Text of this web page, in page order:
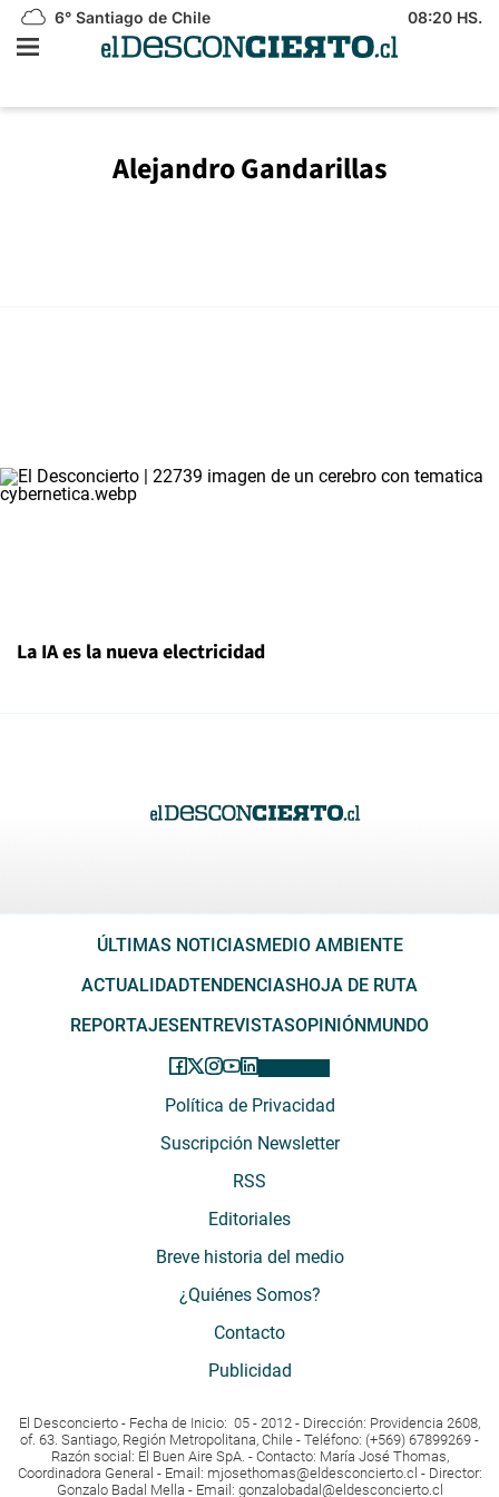
6° Santiago de Chile 08:20 HS.
Alejandro Gandarillas
La IA es la nueva electricidad
ÚLTIMAS NOTICIASMEDIO AMBIENTE
ACTUALIDADTENDENCIASHOJA DE RUTA
REPORTAJESENTREVISTASOPINIÓNMUNDO
Política de Privacidad
Suscripción Newsletter
RSS
Editoriales
Breve historia del medio
¿Quiénes Somos?
Contacto
Publicidad
El Desconcierto - Fecha de Inicio: 05 - 2012 - Dirección: Providencia 2608,
of. 63. Santiago, Región Metropolitana, Chile - Teléfono: (+569) 67899269 -
Razón social: El Buen Aire SpA. - Contacto: María José Thomas,
Coordinadora General - Email: mjosethomas@eldesconcierto.cl - Director:
Gonzalo Badal Mella - Email: gonzalobadal@eldesconcierto.cl